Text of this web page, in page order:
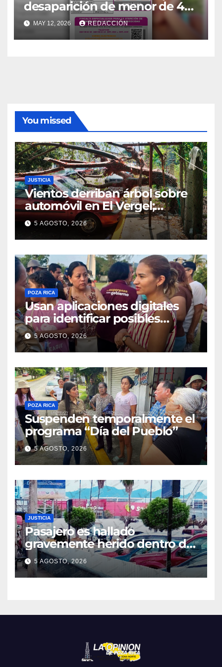
desaparición de menor de 4
años
MAY 12, 2026 REDACCIÓN
You missed
JUSTICIA
Vientos derriban árbol sobre
automóvil en El Vergel;
moviliza a Protección Civil
5 AGOSTO, 2026
POZA RICA
Usan aplicaciones digitales
para identificar posibles
riesgos
5 AGOSTO, 2026
POZA RICA
Suspenden temporalmente el
programa “Día del Pueblo”
5 AGOSTO, 2026
JUSTICIA
Pasajero es hallado
gravemente herido dentro de
un baño
5 AGOSTO, 2026